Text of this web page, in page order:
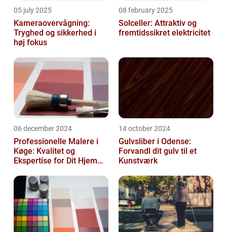
05 july 2025
Kameraovervågning:
Tryghed og sikkerhed i
høj fokus
08 february 2025
Solceller: Attraktiv og
fremtidssikret elektricitet
06 december 2024
Professionelle Malere i
Køge: Kvalitet og
Ekspertise for Dit Hjem
14 october 2024
Gulvsliber i Odense:
Forvandl dit gulv til et
Kunstværk